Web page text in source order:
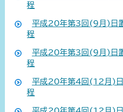
程
平成20年第3回(9月)日
程
平成20年第3回(9月)日
程
平成20年第4回(12月)日
程
平成20年第4回(12月)日